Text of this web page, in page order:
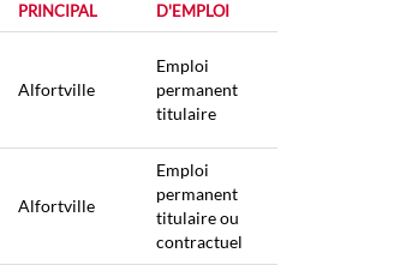
PRINCIPAL
D'EMPLOI
Alfortville
Emploi
permanent
titulaire
Alfortville
Emploi
permanent
titulaire ou
contractuel